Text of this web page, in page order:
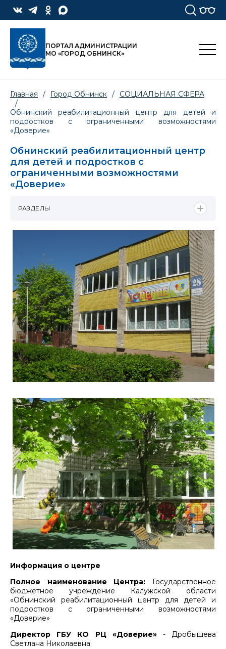
ПОРТАЛ АДМИНИСТРАЦИИ
МО «ГОРОД ОБНИНСК»
Главная / Город Обнинск /
СОЦИАЛЬНАЯ СФЕРА
/
Обнинский реабилитационный центр для детей и
подростков с ограниченными возможностями
«Доверие»
Обнинский реабилитационный центр
для детей и подростков с
ограниченными возможностями
«Доверие»
Информация о центре
Полное наименование Центра: Государственное
бюджетное учреждение Калужской области
«Обнинский реабилитационный центр для детей и
подростков с ограниченными возможностями
«Доверие»
Директор ГБУ КО РЦ «Доверие»- Дробышева
Светлана Николаевна
РАЗДЕЛЫ